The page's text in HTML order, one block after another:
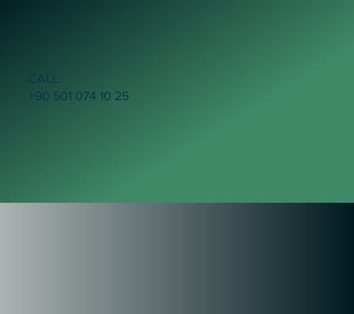
CALL
+90 501 074 10 25